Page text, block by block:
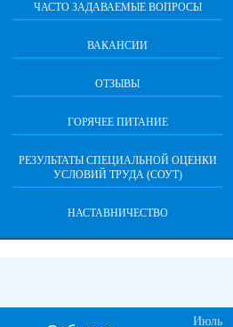
ЧАСТО ЗАДАВАЕМЫЕ ВОПРОСЫ
ВАКАНСИИ
ОТЗЫВЫ
ГОРЯЧЕЕ ПИТАНИЕ
РЕЗУЛЬТАТЫ СПЕЦИАЛЬНОЙ ОЦЕНКИ
УСЛОВИЙ ТРУДА (СОУТ)
НАСТАВНИЧЕСТВО
Июль